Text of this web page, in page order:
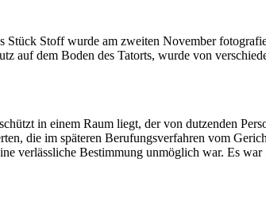
Stoff wurde am zweiten November
auf dem Boden des Tatorts, wurde von
in einem Raum liegt, der von dutzenden
die im späteren Berufungsverfahren vom
verlässliche Bestimmung unmöglich war. Es